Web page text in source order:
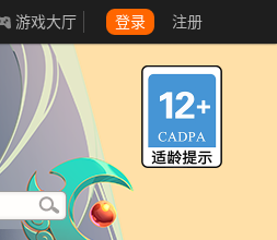
游戏大厅 登录 注册